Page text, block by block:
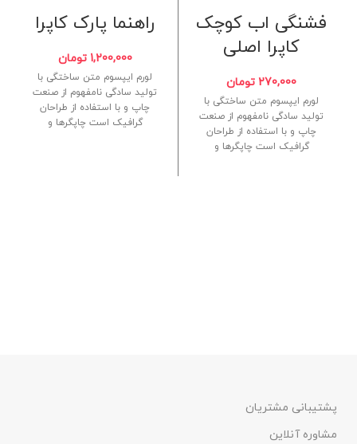
فشنگی اب کوچک
کاپرا اصلی
270,000 تومان
لورم ایپسوم متن ساختگی با
تولید سادگی نامفهوم از صنعت
چاپ و با استفاده از طراحان
گرافیک است چاپگرها و
راهنما پارک کاپرا
1,200,000 تومان
لورم ایپسوم متن ساختگی با
تولید سادگی نامفهوم از صنعت
چاپ و با استفاده از طراحان
گرافیک است چاپگرها و
پشتیبانی مشتریان
مشاوره آنلاین